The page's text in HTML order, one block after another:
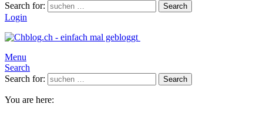
Search for:
Search
Login
Menu
Search
Search for:
Search
You are here: